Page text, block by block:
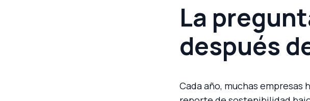
La
después
Cada año, muchas empresas